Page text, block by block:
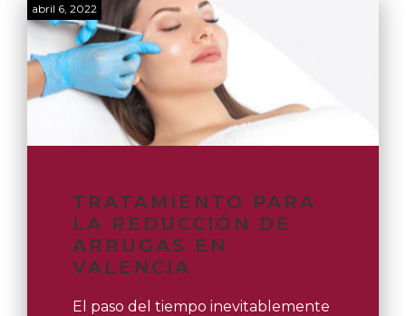
TRATAMIENTO PARA
LA REDUCCIÓN DE
ARRUGAS EN
VALENCIA
abril 6, 2022
El paso del tiempo inevitablemente